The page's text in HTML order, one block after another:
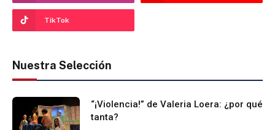
TikTok
Nuestra Selección
“¡Violencia!” de Valeria Loera: ¿por qué
tanta?